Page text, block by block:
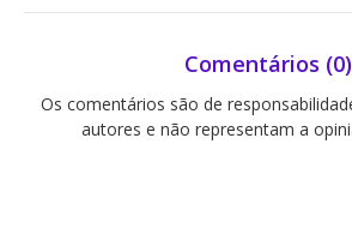
Comentários (0)
Os comentários são de
autores e não representam a